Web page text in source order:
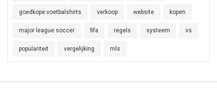
goedkope voetbalshirts verkoop website kopen
major league soccer fifa regels systeem vs
populariteit vergelijking mls